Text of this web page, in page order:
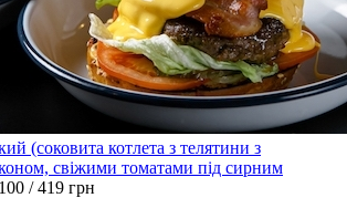
(соковита котлета з телятини з
свіжими томатами під сирним
/ 419 грн